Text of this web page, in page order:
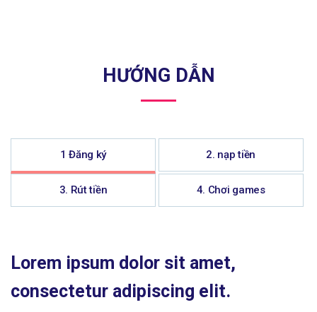
HƯỚNG DẪN
1 Đăng ký 2. nạp tiền
3. Rút tiền 4. Chơi games
Lorem ipsum dolor sit amet,
consectetur adipiscing elit.